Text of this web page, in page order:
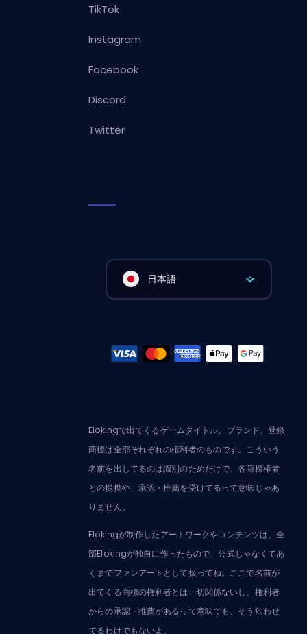
TikTok
Instagram
Facebook
Discord
Twitter
日本語
Elokingで出てくるゲームタイトル、ブランド、登録
商標は全部それぞれの権利者のものです。こういう
名前を出してるのは識別のためだけで、各商標権者
との提携や、承認・推薦を受けてるって意味じゃあ
りません。
Elokingが制作したアートワークやコンテンツは、全
部Elokingが独自に作ったもので、公式じゃなくてあ
くまでファンアートとして扱ってね。ここで名前が
出てくる商標の権利者とは一切関係ないし、権利者
からの承認・推薦があるって意味でも、そう匂わせ
てるわけでもないよ。